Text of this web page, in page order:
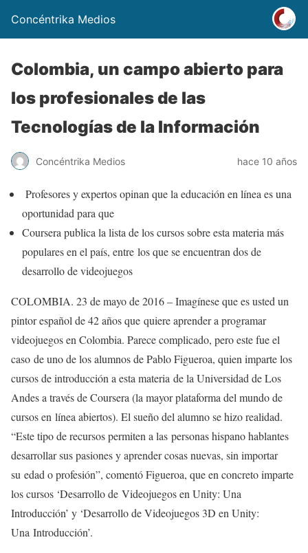
Concéntrika Medios
Colombia, un campo abierto para
los profesionales de las
Tecnologías de la Información
Concéntrika Medios hace 10 años
Profesores y expertos opinan que la educación en línea es una
oportunidad para que
Coursera publica la lista de los cursos sobre esta materia más
populares en el país, entre los que se encuentran dos de
desarrollo de videojuegos
COLOMBIA. 23 de mayo de 2016 – Imagínese que es usted un
pintor español de 42 años que quiere aprender a programar
videojuegos en Colombia. Parece complicado, pero este fue el
caso de uno de los alumnos de Pablo Figueroa, quien imparte los
cursos de introducción a esta materia de la Universidad de Los
Andes a través de Coursera (la mayor plataforma del mundo de
cursos en línea abiertos). El sueño del alumno se hizo realidad.
“Este tipo de recursos permiten a las personas hispano hablantes
desarrollar sus pasiones y aprender cosas nuevas, sin importar
su edad o profesión”, comentó Figueroa, que en concreto imparte
los cursos ‘Desarrollo de Videojuegos en Unity: Una
Introducción’ y ‘Desarrollo de Videojuegos 3D en Unity:
Una Introducción’.